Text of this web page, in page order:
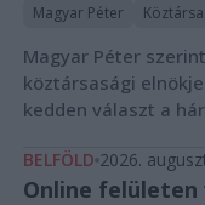
Magyar Péter
Magyar Péter
köztársasági
kedden választ a
BELFÖLD 2026.
Online